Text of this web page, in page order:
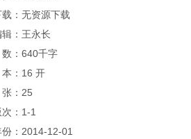
载：无资源下载
：王永长
640千字
16 开
：25
：1-1
份：2014-12-01